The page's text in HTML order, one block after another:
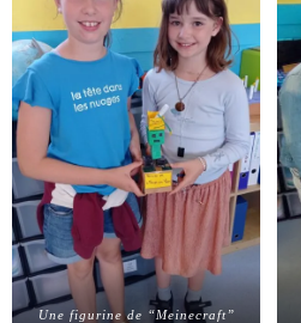
Une figurine de “Meinecraft”